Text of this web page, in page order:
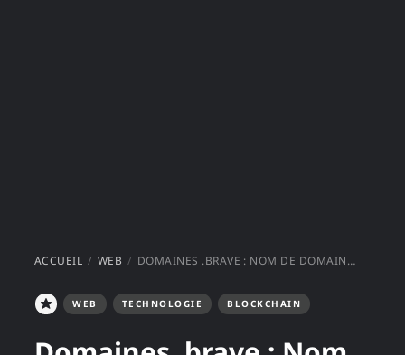
ACCUEIL WEB DOMAINES .BRAVE : NOM DE DOMAINE À VIE POUR 15 €
WEB TECHNOLOGIE BLOCKCHAIN